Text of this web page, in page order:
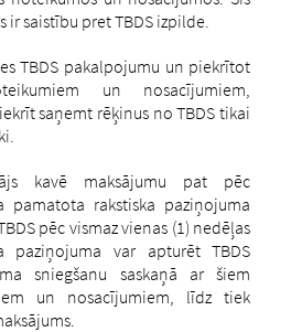
ir saistību pret TBDS izpilde.
TBDS pakalpojumu un piekrītot
un nosacījumiem,
saņemt rēķinus no TBDS tikai
kavē maksājumu pat pēc
pamatota rakstiska paziņojuma
pēc vismaz vienas (1) nedēļas
paziņojuma var apturēt TBDS
sniegšanu saskaņā ar šiem
un nosacījumiem, līdz tiek